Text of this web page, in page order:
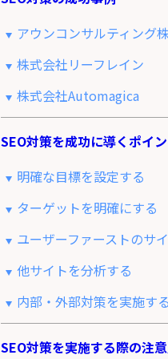
アウンコンサルティング
株式会社リーフレイン
株式会社Automagica
SEO対策を成功に導くポイ
明確な目標を設定する
ターゲットを明確にする
ユーザーファーストのサ
他サイトを分析する
内部・外部対策を実施す
SEO対策を実施する際の注